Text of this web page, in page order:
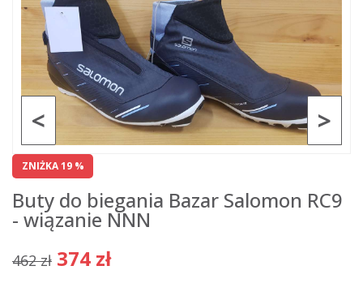
>
<
ZNIŻKA 19 %
Buty do biegania Bazar Salomon RC9
- wiązanie NNN
462 zł 374 zł